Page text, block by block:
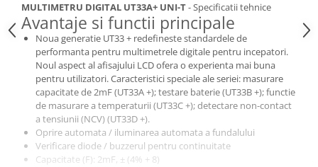
MULTIMETRU DIGITAL UT33A+ UNI-T- Specificatii tehnice
Avantaje si functii principale
Noua generatie UT33 + redefineste standardele de
performanta pentru multimetrele digitale pentru incepatori.
Noul aspect al afisajului LCD ofera o experienta mai buna
pentru utilizatori. Caracteristici speciale ale seriei: masurare
capacitate de 2mF (UT33A +); testare baterie (UT33B +); functie
de masurare a temperaturii (UT33C +); detectare non-contact
a tensiunii (NCV) (UT33D +).
Oprire automata / iluminarea automata a fundalului
Verificare diode / buzzerul pentru continuitate
Capacitate (F): 2mF, ± (4% + 8)